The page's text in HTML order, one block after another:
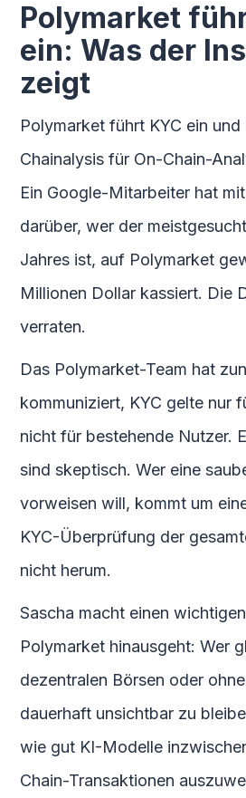
Polymarket
ein: Was der
zeigt
Polymarket führt KYC ein
Chainalysis für On-Chain-
Ein Google-Mitarbeiter hat
darüber, wer der
Jahres ist, auf Polymarket
Millionen Dollar kassiert. Die
verraten.
Das Polymarket-Team hat
kommuniziert, KYC gelte nur
nicht für bestehende Nutzer.
sind skeptisch. Wer eine
vorweisen will, kommt um
KYC-Überprüfung der
nicht herum.
Sascha macht einen
Polymarket hinausgeht: Wer
dezentralen Börsen oder
dauerhaft unsichtbar zu
wie gut KI-Modelle
Chain-Transaktionen